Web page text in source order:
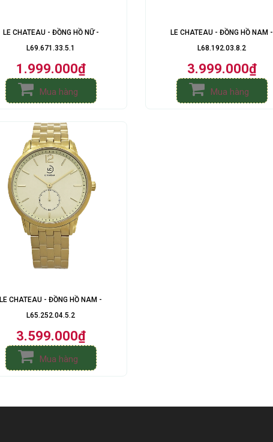
LE CHATEAU - ĐỒNG HỒ NỮ -
L69.671.33.5.1
1.999.000₫
Mua hàng
LE CHATEAU - ĐỒNG HỒ NAM -
L68.192.03.8.2
3.999.000₫
Mua hàng
LE CHATEAU - ĐỒNG HỒ NAM -
L65.252.04.5.2
3.599.000₫
Mua hàng